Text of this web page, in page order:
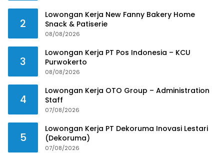
2
Lowongan Kerja New Fanny Bakery Home
Snack & Patiserie
08/08/2026
3
Lowongan Kerja PT Pos Indonesia – KCU
Purwokerto
08/08/2026
4
Lowongan Kerja OTO Group – Administration
Staff
07/08/2026
5
Lowongan Kerja PT Dekoruma Inovasi Lestari
(Dekoruma)
07/08/2026